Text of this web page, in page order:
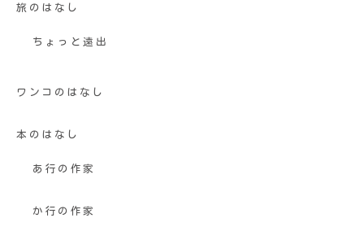
旅のはなし
ちょっと遠出
ワンコのはなし
本のはなし
あ行の作家
か行の作家